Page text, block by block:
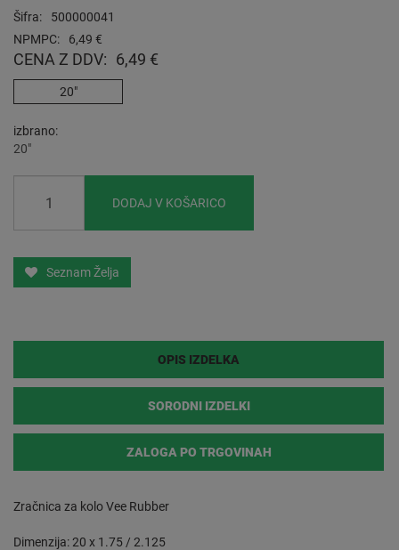
Šifra:
500000041
NPMPC:
6,49 €
CENA Z DDV: 6,49 €
20"
izbrano
20"
DODAJ V KOŠARICO
Seznam Želja
OPIS IZDELKA
SORODNI IZDELKI
ZALOGA PO TRGOVINAH
Zračnica za kolo Vee Rubber
Dimenzija: 20 x 1.75 / 2.125